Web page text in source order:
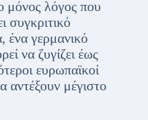
μόνος λόγος που
συγκριτικό
ένα γερμανικό
να ζυγίζει έως
ευρωπαϊκοί
αντέξουν μέγιστο